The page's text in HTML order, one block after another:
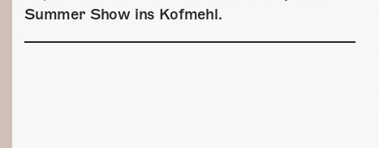
Summer Show ins Kofmehl.